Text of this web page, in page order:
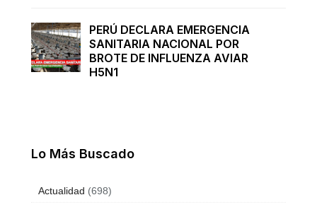
PERÚ DECLARA EMERGENCIA
SANITARIA NACIONAL POR
BROTE DE INFLUENZA AVIAR
H5N1
Lo Más Buscado
Actualidad (698)